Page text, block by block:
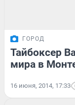
ГОРОД
Тайбоксер
мира в
16 июня, 2014, 17:33